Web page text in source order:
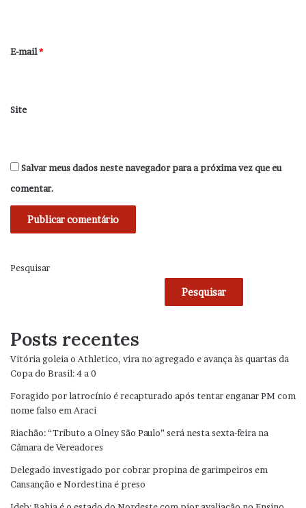
*
E-mail*
Site
Salvar meus dados neste navegador para a próxima vez que eu
comentar.
Pesquisar
Pesquisar
Posts recentes
Vitória goleia o Athletico, vira no agregado e avança às quartas da
Copa do Brasil: 4 a 0
Foragido por latrocínio é recapturado após tentar enganar PM com
nome falso em Araci
Riachão: “Tributo a Olney São Paulo” será nesta sexta-feira na
Câmara de Vereadores
Delegado investigado por cobrar propina de garimpeiros em
Cansanção e Nordestina é preso